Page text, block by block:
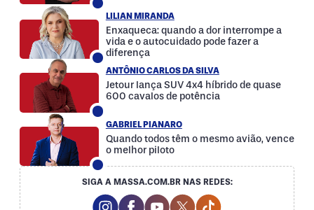
LILIAN MIRANDA
Enxaqueca: quando a dor interrompe a
vida e o autocuidado pode fazer a
diferença
ANTÔNIO CARLOS DA SILVA
Jetour lança SUV 4x4 híbrido de quase
600 cavalos de potência
GABRIEL PIANARO
Quando todos têm o mesmo avião, vence
o melhor piloto
SIGA A MASSA.COM.BR NAS REDES:
Instagram Social Media
Facebook Social Media
Youtube Social Media
Twitter Social Media
Tiktok Social